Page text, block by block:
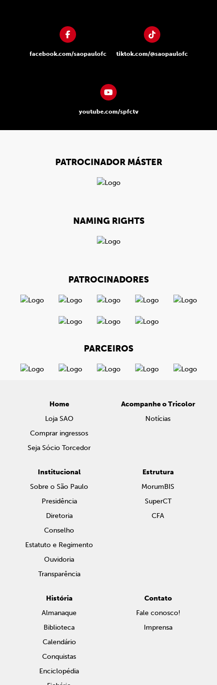
facebook.com/saopaulofc tiktok.com/@saopaulofc
youtube.com/spfctv
PATROCINADOR MÁSTER
NAMING RIGHTS
PATROCINADORES
PARCEIROS
Home
Loja SAO
Comprar ingressos
Seja Sócio Torcedor
Acompanhe o Tricolor
Notícias
Institucional
Sobre o São Paulo
Presidência
Diretoria
Conselho
Estatuto e Regimento
Ouvidoria
Transparência
Estrutura
MorumBIS
SuperCT
CFA
História
Almanaque
Biblioteca
Calendário
Conquistas
Enciclopédia
Contato
Fale conosco!
Imprensa